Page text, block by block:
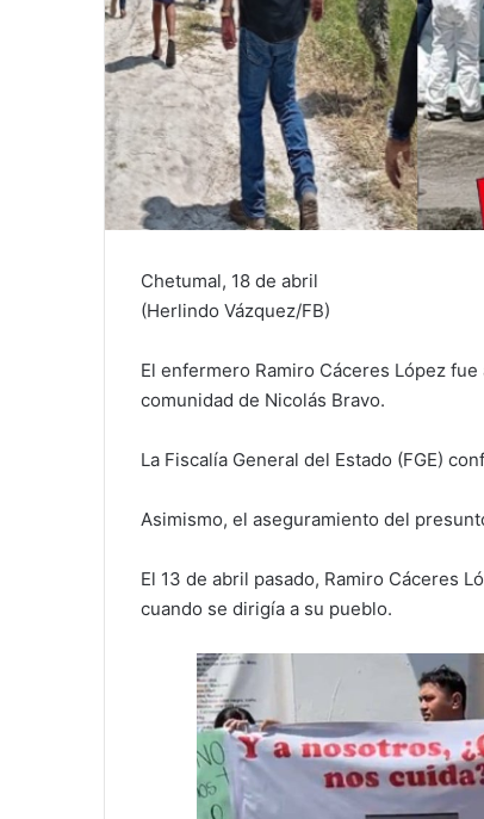
Chetumal, 18 de abril
(Herlindo Vázquez/FB)
El enfermero Ramiro Cáceres López
comunidad de Nicolás Bravo.
La Fiscalía General del Estado (FGE)
Asimismo, el aseguramiento del
El 13 de abril pasado, Ramiro Cáceres
cuando se dirigía a su pueblo.